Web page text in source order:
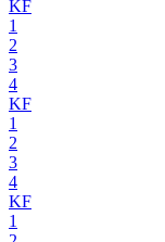
KF
1
2
3
4
KF
1
2
3
4
KF
1